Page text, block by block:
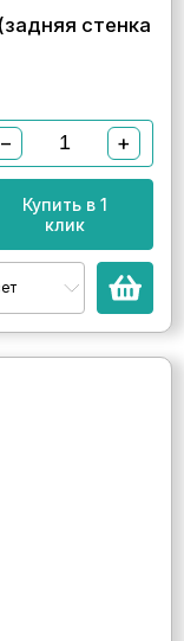
стенка
− +
Купить в 1
клик